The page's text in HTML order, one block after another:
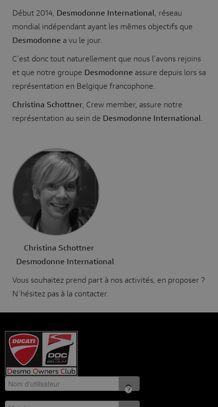
Début 2014, Desmodonne International , réseau
mondial indépendant ayant les mêmes objectifs que
Desmodonne a vu le jour.
C'est donc tout naturellement que nous l'avons rejoins
et que notre groupe Desmodonne assure depuis lors sa
représentation en Belgique francophone.
Christina Schottner , Crew member, assure notre
représentation au sein de Desmodonne International
Christina Schottner
Desmodonne International
Vous souhaitez prend part à nos activités, en proposer ?
N'hésitez pas à la contacter.